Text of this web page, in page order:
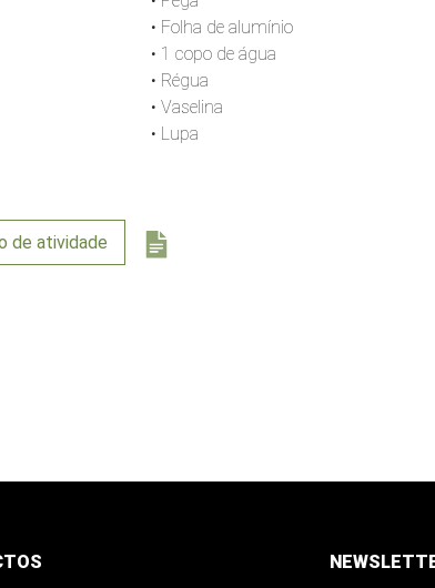
• Folha de alumínio
• 1 copo de água
• Régua
• Vaselina
• Lupa
de atividade